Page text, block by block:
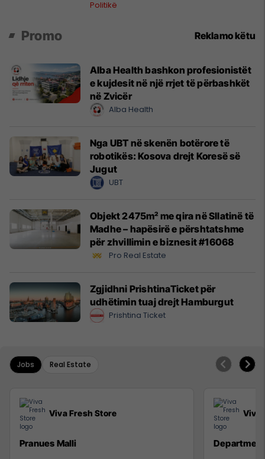
Politikë
Promo Reklamo këtu
Alba Health bashkon profesionistët
e kujdesit në një rrjet të përbashkët
në Zvicër
Alba Health
Nga UBT në skenën botërore të
robotikës: Kosova drejt Koresë së
Jugut
UBT
Objekt 2475m² me qira në Sllatinë të
Madhe – hapësirë e përshtatshme
për zhvillimin e biznesit #16068
Pro Real Estate
Zgjidhni PrishtinaTicket për
udhëtimin tuaj drejt Hamburgut
Prishtina Ticket
Jobs Real Estate
Viva Fresh Store
Pranues Malli
Viva